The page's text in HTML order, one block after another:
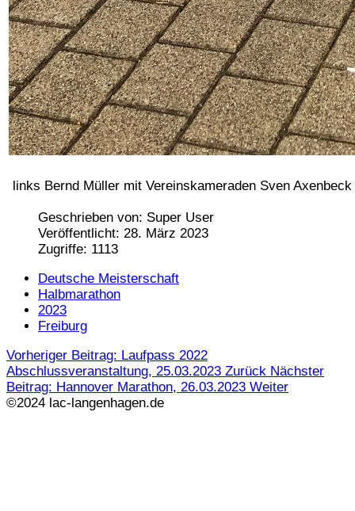
links Bernd Müller mit Vereinskameraden Sven Axenbeck
Geschrieben von: Super User
Veröffentlicht: 28. März 2023
Zugriffe: 1113
Deutsche Meisterschaft
Halbmarathon
2023
Freiburg
Vorheriger Beitrag: Laufpass 2022
Abschlussveranstaltung, 25.03.2023 Zurück Nächster
Beitrag: Hannover Marathon, 26.03.2023 Weiter
©2024 lac-langenhagen.de